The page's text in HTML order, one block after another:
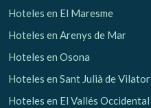
Verificar
Hoteles en El Maresme
Hoteles en Arenys de Mar
Hoteles en Osona
Hoteles en Sant Julià de
Hoteles en El Vallés Occidental